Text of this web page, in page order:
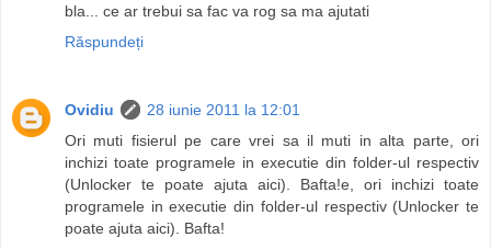
bla... ce ar trebui sa fac va rog sa ma ajutati
Răspundeți
Ovidiu
28 iunie 2011 la 12:01
Ori muti fisierul pe care vrei sa il muti in alta parte, ori
inchizi toate programele in executie din folder-ul respectiv
(Unlocker te poate ajuta aici). Bafta!e, ori inchizi toate
programele in executie din folder-ul respectiv (Unlocker te
poate ajuta aici). Bafta!